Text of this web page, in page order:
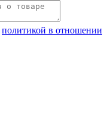
политикой в отношении